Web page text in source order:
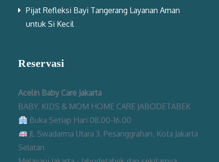
Pijat Refleksi Bayi Tangerang Layanan Aman
untuk Si Kecil
Reservasi
Acelin Baby Care Jakarta
BABY, KIDS & MOM HOME CARE JABODETABEK
Buka Setiap Hari 08.00-16.00
Jl. Swadarma Utara 3, Pesanggrahan, Kota Jakarta
Selatan